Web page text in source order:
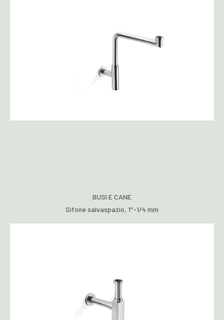
BUSI E CANE
Sifone salvaspazio, 1"-1/4 mm